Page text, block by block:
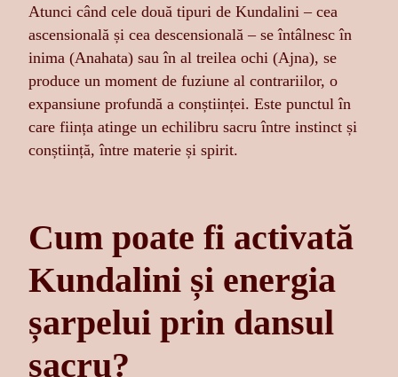
Atunci când cele două tipuri de Kundalini – cea
ascensională și cea descensională – se întâlnesc în
inima (Anahata) sau în al treilea ochi (Ajna), se
produce un moment de fuziune al contrariilor, o
expansiune profundă a conștiinței. Este punctul în
care ființa atinge un echilibru sacru între instinct și
conștiință, între materie și spirit.
Cum poate fi activată
Kundalini și energia
șarpelui prin dansul
sacru?